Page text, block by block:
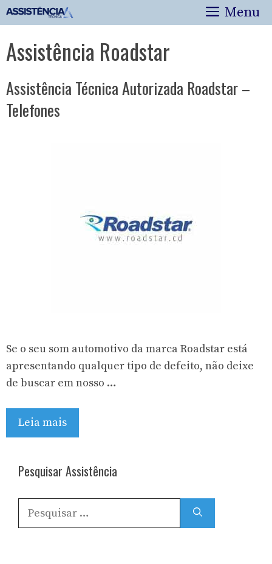
Pular
para
conteúdo
Menu
Assistência Roadstar
Assistência Técnica Autorizada Roadstar –
Telefones
Se o seu som automotivo da marca Roadstar está
apresentando qualquer tipo de defeito, não deixe
de buscar em nosso …
Leia mais
Pesquisar Assistência
Pesquisar
por: